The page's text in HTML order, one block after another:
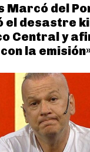
Marcó del
el desastre
Central y
la emisión»